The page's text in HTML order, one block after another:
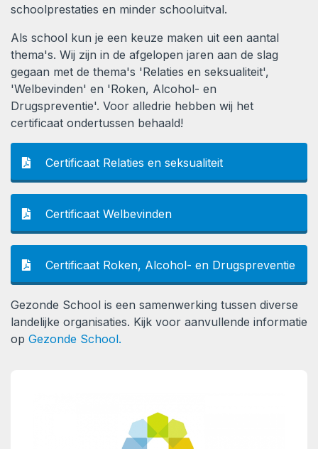
schoolprestaties en minder schooluitval.
Als school kun je een keuze maken uit een aantal
thema's. Wij zijn in de afgelopen jaren aan de slag
gegaan met de thema's 'Relaties en seksualiteit',
'Welbevinden' en 'Roken, Alcohol- en
Drugspreventie'. Voor alledrie hebben wij het
certificaat ondertussen behaald!
Certificaat Relaties en seksualiteit
Certificaat Welbevinden
Certificaat Roken, Alcohol- en Drugspreventie
Gezonde School is een samenwerking tussen diverse
landelijke organisaties. Kijk voor aanvullende informatie
op Gezonde School.